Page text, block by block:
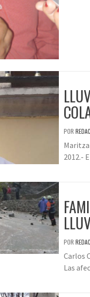
POR
2012.-
POR
Carlos
Las